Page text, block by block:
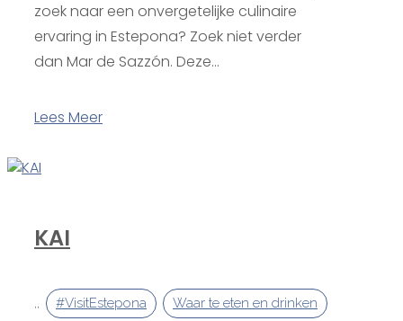
zoek naar een onvergetelijke culinaire
ervaring in Estepona? Zoek niet verder
dan Mar de Sazzón. Deze...
Lees Meer
KAI
#VisitEstepona
, Waar te eten en drinken
,